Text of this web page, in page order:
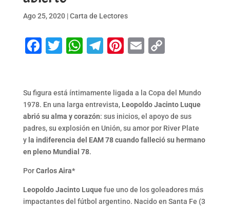
Ago 25, 2020|Carta de Lectores
Facebook
Twitter
WhatsApp
Telegram
Pinterest
EmailCopy
Su figura está íntimamente ligada a la Copa del Mundo
1978. En una larga entrevista, Leopoldo Jacinto Luque
abrió su alma y corazón: sus inicios, el apoyo de sus
padres, su explosión en Unión, su amor por River Plate
y la indiferencia del EAM 78 cuando falleció su hermano
en pleno Mundial 78.
PorCarlos Aira*
Leopoldo Jacinto Luquefue uno de los goleadores más
impactantes del fútbol argentino. Nacido en Santa Fe (3